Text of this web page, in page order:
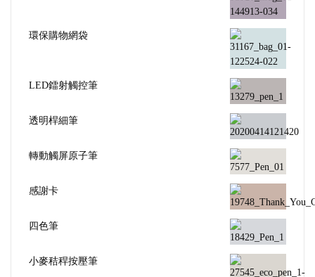
環保購物網袋
LED鐳射觸控筆
透明桿細筆
轉動觸屏原子筆
感謝卡
四色筆
小麥秸稈按壓筆